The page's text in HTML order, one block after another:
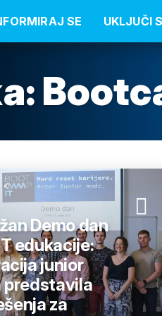
SE UKLJUČI
Demo dan
edukacije:
junior
predstavila
za